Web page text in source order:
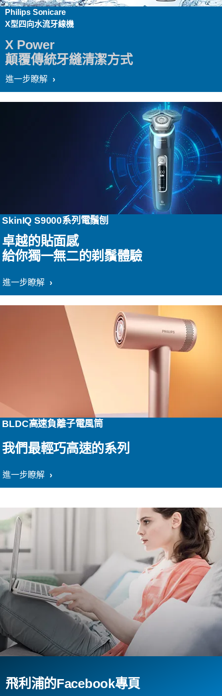
Philips Sonicare
X型四向水流牙線機
X Power
顛覆傳統牙縫清潔方式
進一步瞭解
SkinIQ S9000系列電鬚刨
卓越的貼面感
給你獨一無二的剃鬚體驗
進一步瞭解
BLDC高速負離子電風筒
我們最輕巧高速的系列
進一步瞭解
飛利浦的Facebook專頁